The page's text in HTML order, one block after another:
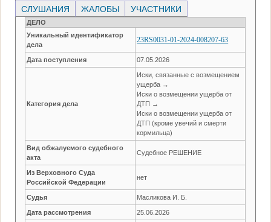
СЛУШАНИЯ ЖАЛОБЫ УЧАСТНИКИ
ДЕЛО
Уникальный идентификатор
дела
23RS0031-01-2024-008207-63
Дата поступления 07.05.2026
Категория дела
Иски, связанные с возмещением
ущерба →
Иски о возмещении ущерба от
ДТП →
Иски о возмещении ущерба от
ДТП (кроме увечий и смерти
кормильца)
Вид обжалуемого судебного
акта
Судебное РЕШЕНИЕ
Из Верховного Суда
Российской Федерации
нет
Судья Масликова И. Б.
Дата рассмотрения 25.06.2026